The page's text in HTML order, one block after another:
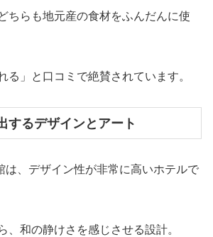
ちらも地元産の食材をふんだんに使
る」と口コミで絶賛されています。
るデザインとアート
は、デザイン性が非常に高いホテルで
、和の静けさを感じさせる設計。